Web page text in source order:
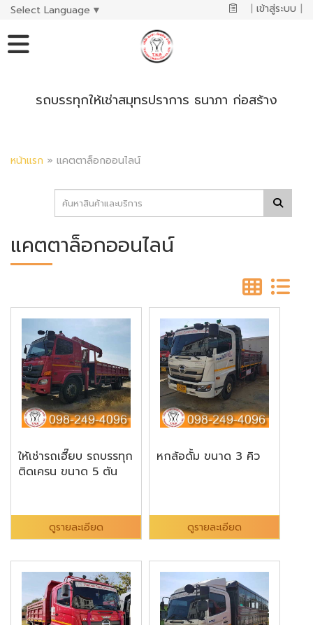
Select Language ▼ | เข้าสู่ระบบ |
รถบรรทุกให้เช่าสมุทรปราการ ธนาภา ก่อสร้าง
หน้าแรก » แคตตาล็อกออนไลน์
แคตตาล็อกออนไลน์
ให้เช่ารถเฮี๊ยบ รถบรรทุก
ติดเครน ขนาด 5 ตัน
ดูรายละเอียด
หกล้อดั้ม ขนาด 3 คิว
ดูรายละเอียด